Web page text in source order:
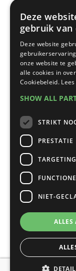
Email*
We gaan
Lees in
Ik ga
© Copyright
Deze
gebruik van
Deze website
onze website te
alle cookies in
Cookiebeleid.
SHOW ALL
STRIKT
PRESTATIE
TARGETING
NIET-
ALLES